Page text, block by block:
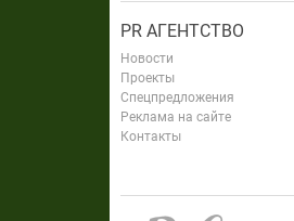
PR АГЕНТСТВО
Новости
Проекты
Спецпредложения
Реклама на сайте
Контакты